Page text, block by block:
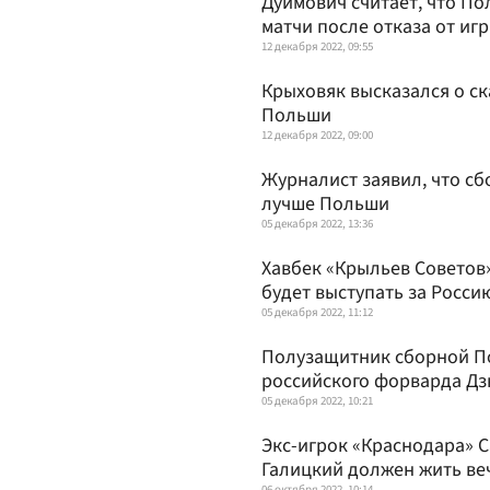
матчи после отказа от
12 декабря 2022, 09:55
Крыховяк высказался о
Польши
12 декабря 2022, 09:00
Журналист заявил, что
лучше Польши
05 декабря 2022, 13:36
Хавбек «Крыльев
будет выступать за
05 декабря 2022, 11:12
Полузащитник сборной
российского форварда
05 декабря 2022, 10:21
Экс-игрок «Краснодара»
Галицкий должен жить